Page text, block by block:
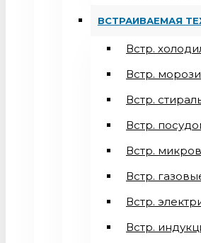
ВСТРАИВАЕМАЯ
Встр.
Встр.
Встр.
Встр.
Встр.
Встр.
Встр.
Встр.